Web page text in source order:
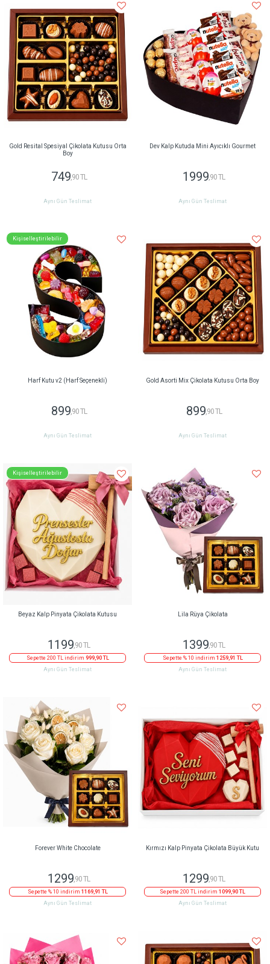
Gold Resital Spesiyal Çikolata Kutusu Orta
Boy
749,90 TL
Aynı Gün Teslimat
Dev Kalp Kutuda Mini Ayıcıklı Gourmet
1999,90 TL
Aynı Gün Teslimat
Kişiselleştirilebilir
Harf Kutu v2 (Harf Seçenekli)
899,90 TL
Aynı Gün Teslimat
Gold Asorti Mix Çikolata Kutusu Orta Boy
899,90 TL
Aynı Gün Teslimat
Kişiselleştirilebilir
Beyaz Kalp Pinyata Çikolata Kutusu
1199,90 TL
Sepette 200 TL indirim 999,90 TL
Aynı Gün Teslimat
Lila Rüya Çikolata
1399,90 TL
Sepette % 10 indirim 1259,91 TL
Aynı Gün Teslimat
Forever White Chocolate
1299,90 TL
Sepette % 10 indirim 1169,91 TL
Aynı Gün Teslimat
Kırmızı Kalp Pinyata Çikolata Büyük Kutu
1299,90 TL
Sepette 200 TL indirim 1099,90 TL
Aynı Gün Teslimat